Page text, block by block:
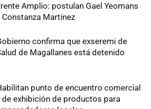
Amplio: postulan Gael Yeomans
Constanza Martínez
confirma que exseremi de
de Magallanes está detenido
punto de encuentro comercial
de exhibición de productos para